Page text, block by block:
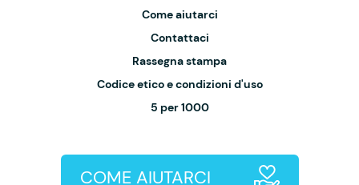
Come aiutarci
Contattaci
Rassegna stampa
Codice etico e condizioni d'uso
5 per 1000
COME AIUTARCI